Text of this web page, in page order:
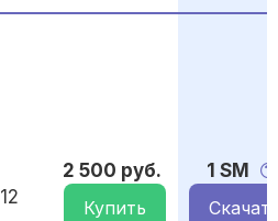
12
2 500 руб.
Купить
1 SM